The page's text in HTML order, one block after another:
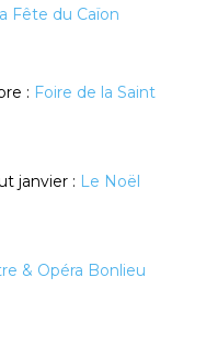
Fête du Caïon
: Foire de la Saint
janvier : Le Noël
& Opéra Bonlieu